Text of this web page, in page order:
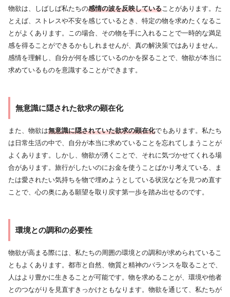
物欲は、しばしば私たちの感情の波を反映していることがあります。た
とえば、ストレスや不安を感じているとき、特定の物を求めたくなるこ
とがよくあります。この場合、その物を手に入れることで一時的な満足
感を得ることができるかもしれませんが、真の解決策ではありません。
感情を理解し、自分が何を感じているのかを探ることで、物欲が本当に
求めているものを意識することができます。
無意識に隠された欲求の顕在化
また、物欲は無意識に隠されていた欲求の顕在化でもあります。私たち
は日常生活の中で、自分が本当に求めていることを忘れてしまうことが
よくあります。しかし、物欲が湧くことで、それに気づかせてくれる場
合があります。旅行がしたいのにお金を使うことばかり考えている、ま
たは愛されたい気持ちを物で埋めようとしている状況などを見つめ直す
ことで、心の奥にある願望を取り戻す第一歩を踏み出せるのです。
環境との調和の必要性
物欲が高まる際には、私たちの周囲の環境との調和が求められているこ
ともよくあります。都市と自然、物質と精神のバランスを取ることで、
人はより豊かに生きることが可能です。物を求めることが、環境や他者
とのつながりを見直すきっかけともなります。物欲を通じて、私たちが